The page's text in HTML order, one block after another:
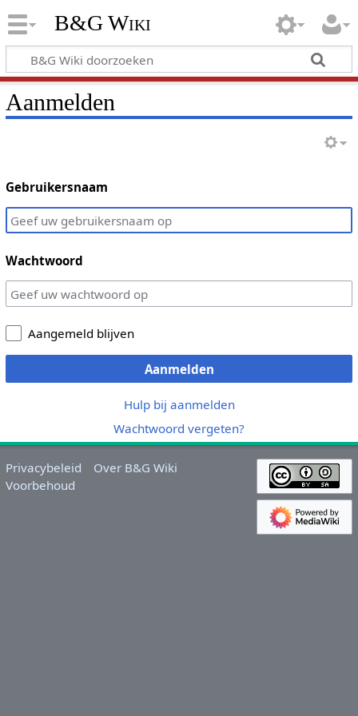
B&G Wiki
Aanmelden
Gebruikersnaam
Wachtwoord
Aangemeld blijven
Aanmelden
Hulp bij aanmelden
Wachtwoord vergeten?
Privacybeleid
Over B&G Wiki
Voorbehoud